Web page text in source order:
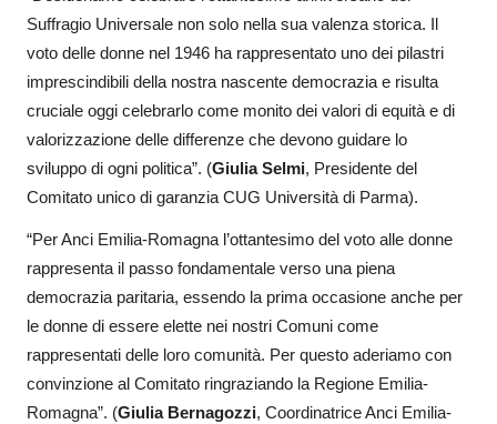
Suffragio Universale non solo nella sua valenza storica. Il
voto delle donne nel 1946 ha rappresentato uno dei pilastri
imprescindibili della nostra nascente democrazia e risulta
cruciale oggi celebrarlo come monito dei valori di equità e di
valorizzazione delle differenze che devono guidare lo
sviluppo di ogni politica”. (Giulia Selmi, Presidente del
Comitato unico di garanzia CUG Università di Parma).
“Per Anci Emilia-Romagna l’ottantesimo del voto alle donne
rappresenta il passo fondamentale verso una piena
democrazia paritaria, essendo la prima occasione anche per
le donne di essere elette nei nostri Comuni come
rappresentati delle loro comunità. Per questo aderiamo con
convinzione al Comitato ringraziando la Regione Emilia-
Romagna”. (Giulia Bernagozzi, Coordinatrice Anci Emilia-